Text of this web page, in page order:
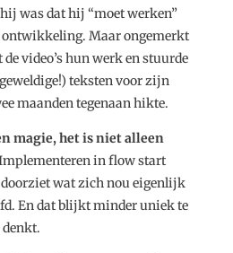
was dat hij “moet werken”
Maar ongemerkt
video’s hun werk en stuurde
teksten voor zijn
maanden tegenaan hikte.
magie, het is niet alleen
in flow start
wat zich nou eigenlijk
En dat blijkt minder uniek te